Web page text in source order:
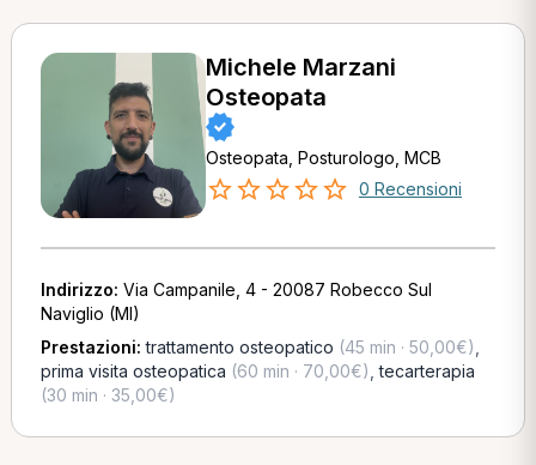
Michele Marzani
Osteopata
Osteopata, Posturologo, MCB
0 Recensioni
Indirizzo: Via Campanile, 4 - 20087 Robecco Sul
Naviglio (MI)
Prestazioni:trattamento osteopatico (45 min · 50,00€)
prima visita osteopatica (60 min · 70,00€) ,tecarterapia
(30 min · 35,00€)